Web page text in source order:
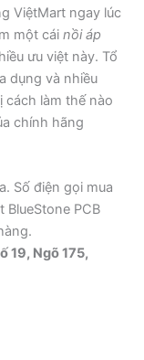
ViệtMart ngay lúc
một cái nồi áp
ưu việt này. Tổ
dụng và nhiều
cách làm thế nào
chính hãng
Số điện gọi mua
BlueStone PCB
19, Ngõ 175,